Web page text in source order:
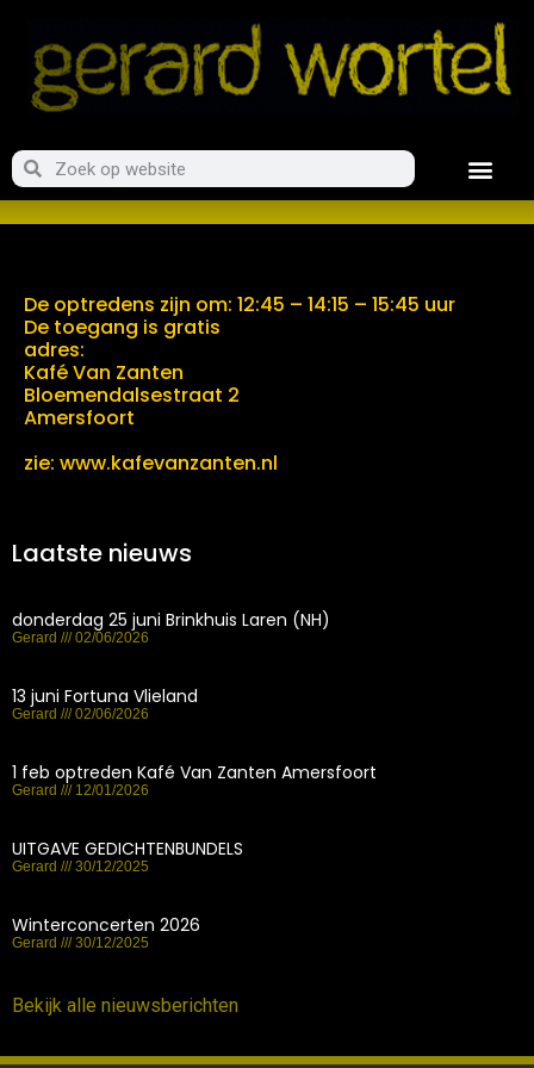
De optredens zijn om: 12:45 – 14:15 – 15:45 uur
De toegang is gratis
adres:
Kafé Van Zanten
Bloemendalsestraat 2
Amersfoort
zie: www.kafevanzanten.nl
Laatste nieuws
donderdag 25 juni Brinkhuis Laren (NH)
Gerard 02/06/2026
13 juni Fortuna Vlieland
Gerard 02/06/2026
1 feb optreden Kafé Van Zanten Amersfoort
Gerard 12/01/2026
UITGAVE GEDICHTENBUNDELS
Gerard 30/12/2025
Winterconcerten 2026
Gerard 30/12/2025
Bekijk alle nieuwsberichten